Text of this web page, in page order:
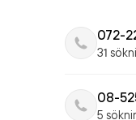
072-
31
08-
5